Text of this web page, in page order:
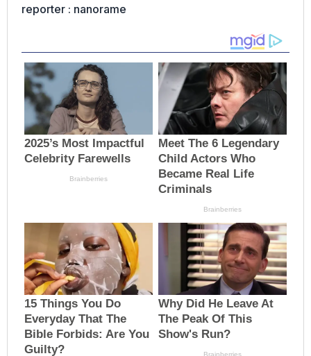
reporter : nanorame